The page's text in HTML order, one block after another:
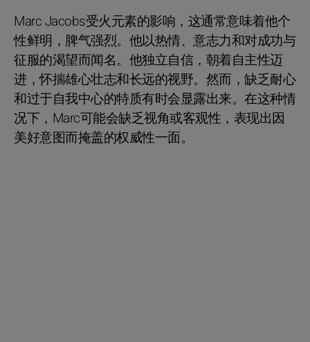
Marc Jacobs受火元素的影响，这通常意味着他个
性鲜明，脾气强烈。他以热情、意志力和对成功与
征服的渴望而闻名。他独立自信，朝着自主性迈
进，怀揣雄心壮志和长远的视野。然而，缺乏耐心
和过于自我中心的特质有时会显露出来。在这种情
况下，Marc可能会缺乏视角或客观性，表现出因
美好意图而掩盖的权威性一面。